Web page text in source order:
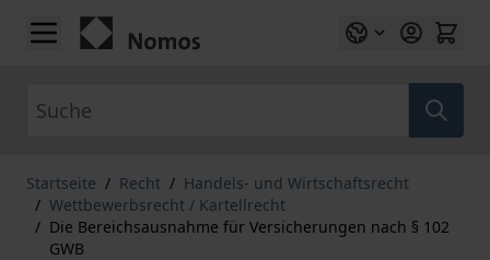
Zum Inhalt springen
Startseite / Recht / Handels- und Wirtschaftsrecht
/ Wettbewerbsrecht / Kartellrecht
/ Die Bereichsausnahme für Versicherungen nach § 102
GWB